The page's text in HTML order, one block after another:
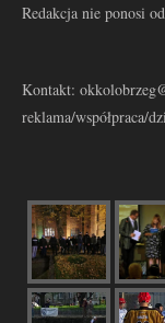
Redakcja nie ponosi
Kontakt:
reklama/współpraca/